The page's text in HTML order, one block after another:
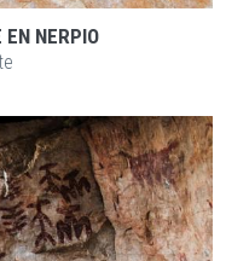
ZOOM
NERPIO